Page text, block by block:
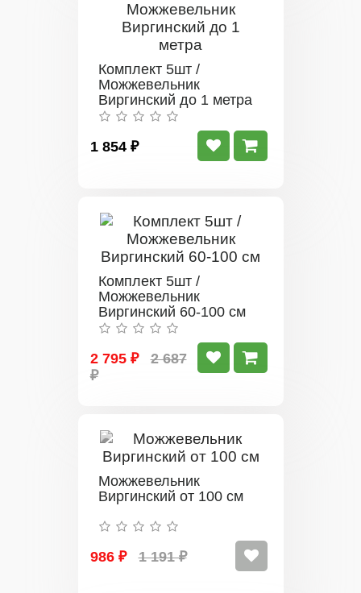
Комплект 5шт /
Можжевельник
Виргинский до 1 метра
1 854 ₽
Комплект 5шт /
Можжевельник
Виргинский 60-100 см
2 795 ₽
2 687
₽
Можжевельник
Виргинский от 100 см
986 ₽ 1 191 ₽